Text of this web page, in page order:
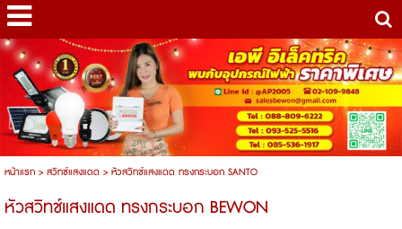
หน้าแรก> สวิทซ์แสงแดด > หัวสวิทช์แสงแดด ทรงกระบอก SANTO
หัวสวิทช์แสงแดด ทรงกระบอก BEWON